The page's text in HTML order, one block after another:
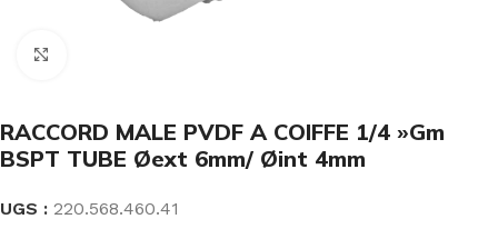
RACCORD MALE PVDF A COIFFE 1/4 »Gm
BSPT TUBE Øext 6mm/ Øint 4mm
UGS : 220.568.460.41